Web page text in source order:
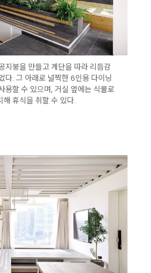
지붕을 만들고 계단을 따라 리듬감
다. 그 아래로 널찍한 6인용 다이닝
용할 수 있으며, 거실 옆에는 식물로
휴식을 취할 수 있다.